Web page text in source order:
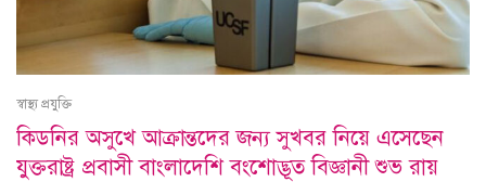
স্বাস্থ্য প্রযুক্তি
কিডনির অসুখে আক্রান্তদের জন্য সুখবর নিয়ে এসেছেন
যুক্তরাষ্ট্র প্রবাসী বাংলাদেশি বংশোদ্ভূত বিজ্ঞানী শুভ রায়